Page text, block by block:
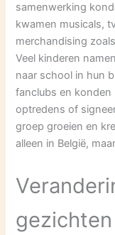
samenwerking
kwamen musicals,
merchandising
Veel kinderen
naar school in hun
fanclubs en
optredens of
groep groeien en
alleen in België,